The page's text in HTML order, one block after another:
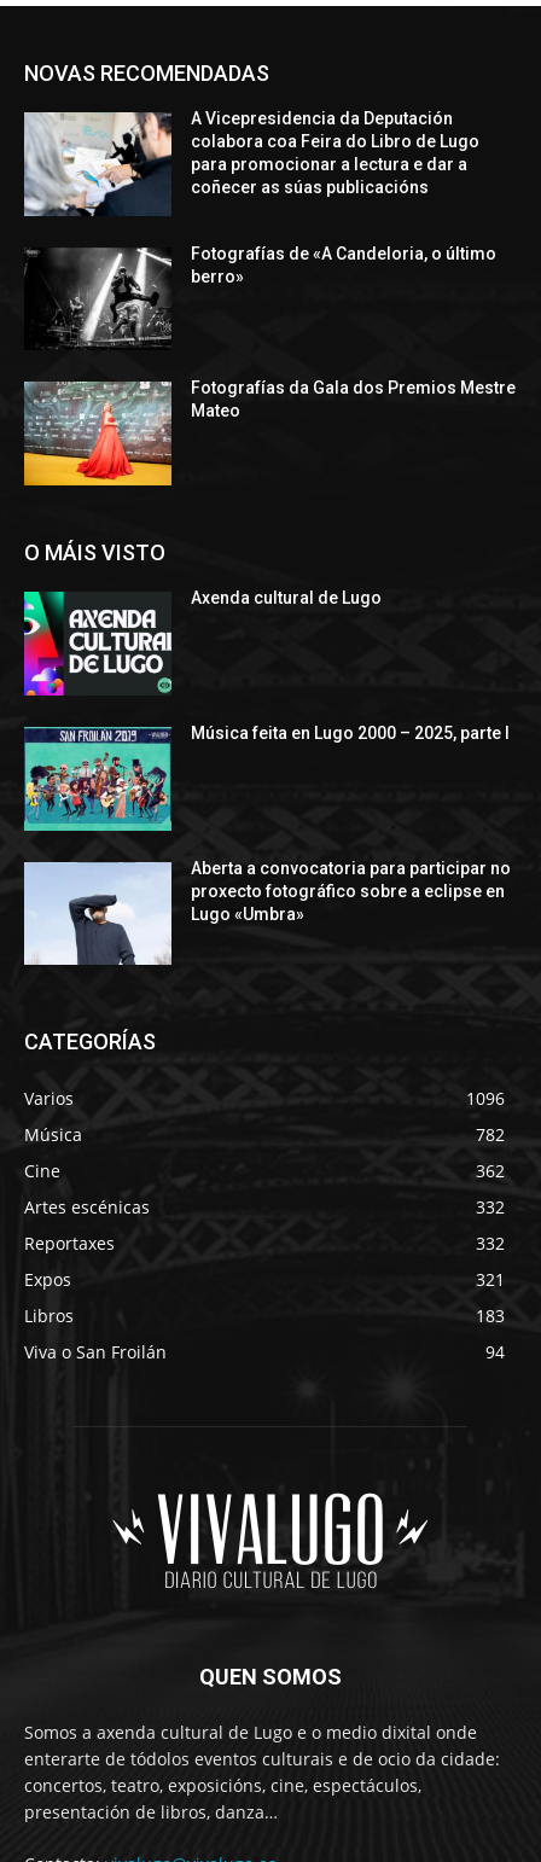
NOVAS RECOMENDADAS
A Vicepresidencia da Deputación
colabora coa Feira do Libro de Lugo
para promocionar a lectura e dar a
coñecer as súas publicacións
Fotografías de «A Candeloria, o último
berro»
Fotografías da Gala dos Premios Mestre
Mateo
O MÁIS VISTO
Axenda cultural de Lugo
Música feita en Lugo 2000 – 2025, parte I
Aberta a convocatoria para participar no
proxecto fotográfico sobre a eclipse en
Lugo «Umbra»
CATEGORÍAS
Varios
1096
Música
782
Cine
362
Artes escénicas
332
Reportaxes
332
Expos
321
Libros
183
Viva o San Froilán
94
QUEN SOMOS
Somos a axenda cultural de Lugo e o medio dixital onde
enterarte de tódolos eventos culturais e de ocio da cidade:
concertos, teatro, exposicións, cine, espectáculos,
presentación de libros, danza…